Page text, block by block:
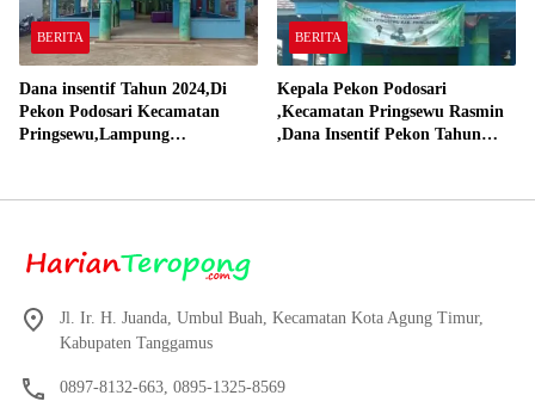
BERITA
Dana insentif Tahun 2024,Di
Pekon Podosari Kecamatan
Pringsewu,Lampung
BERITA
Kepala Pekon Podosari
,Kecamatan Pringsewu Rasmin
,Dana Insentif Pekon Tahun
Jl. Ir. H. Juanda, Umbul Buah, Kecamatan Kota Agung Timur,
Kabupaten Tanggamus
0897-8132-663, 0895-1325-8569